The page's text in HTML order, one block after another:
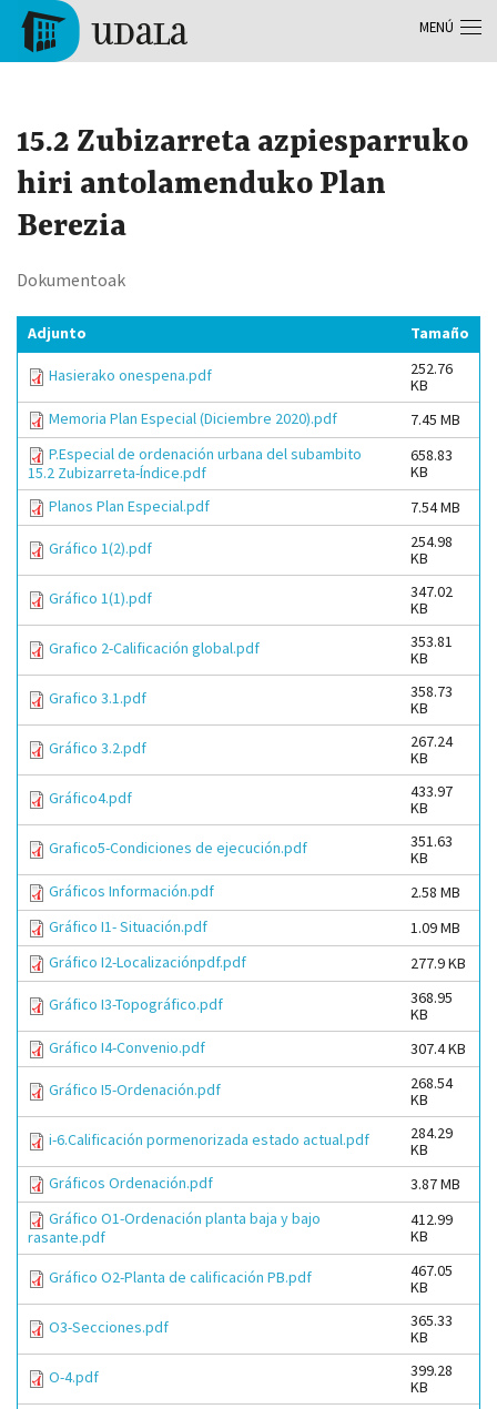
Pasar al contenido principal
15.2 Zubizarreta azpiesparruko
hiri antolamenduko Plan
Berezia
Dokumentoak
Adjunto Tamaño
Hasierako onespena.pdf
252.76
KB
Memoria Plan Especial (Diciembre 2020).pdf
7.45 MB
P.Especial de ordenación urbana del subambito
15.2 Zubizarreta-Índice.pdf
658.83
KB
Planos Plan Especial.pdf
7.54 MB
Gráfico 1(2).pdf
254.98
KB
Gráfico 1(1).pdf
347.02
KB
Grafico 2-Calificación global.pdf
353.81
KB
Grafico 3.1.pdf
358.73
KB
Gráfico 3.2.pdf
267.24
KB
Gráfico4.pdf
433.97
KB
Grafico5-Condiciones de ejecución.pdf
351.63
KB
Gráficos Información.pdf
2.58 MB
Gráfico I1- Situación.pdf
1.09 MB
Gráfico I2-Localizaciónpdf.pdf
277.9 KB
Gráfico I3-Topográfico.pdf
368.95
KB
Gráfico I4-Convenio.pdf
307.4 KB
Gráfico I5-Ordenación.pdf
268.54
KB
i-6.Calificación pormenorizada estado actual.pdf
284.29
KB
Gráficos Ordenación.pdf
3.87 MB
Gráfico O1-Ordenación planta baja y bajo
rasante.pdf
412.99
KB
Gráfico O2-Planta de calificación PB.pdf
467.05
KB
O3-Secciones.pdf
365.33
KB
O-4.pdf
399.28
KB
MENÚ